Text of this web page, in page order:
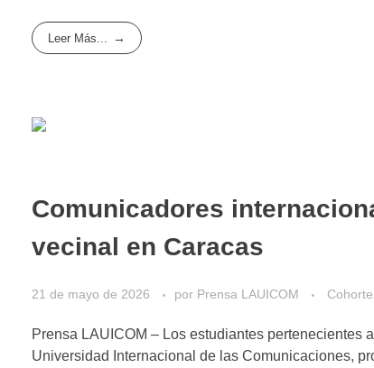
Leer Más...
Comunicadores
vecinal en Caracas
21 de mayo de 2026 por Prensa LAUICOM
Prensa LAUICOM – Los estudiantes
Universidad Internacional de las Comunicaciones,